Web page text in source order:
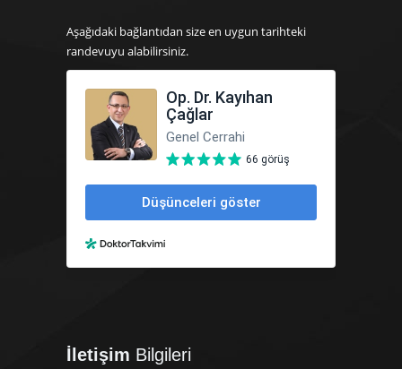
Aşağıdaki bağlantıdan size en uygun tarihteki
randevuyu alabilirsiniz.
İletişim Bilgileri